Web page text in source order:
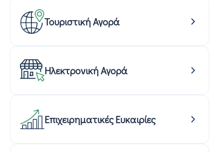
Τουριστική Αγορά
Ηλεκτρονική Αγορά
Επιχειρηματικές Ευκαιρίες